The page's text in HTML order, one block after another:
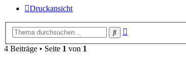
Druckansicht
Suche
4 Beiträge • Seite 1 von 1